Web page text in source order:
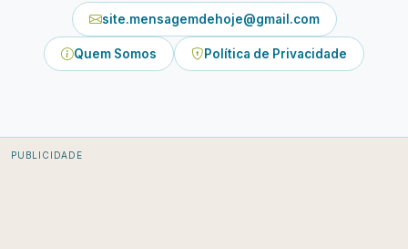
site.mensagemdehoje@gmail.com
Quem Somos Política de Privacidade
PUBLICIDADE